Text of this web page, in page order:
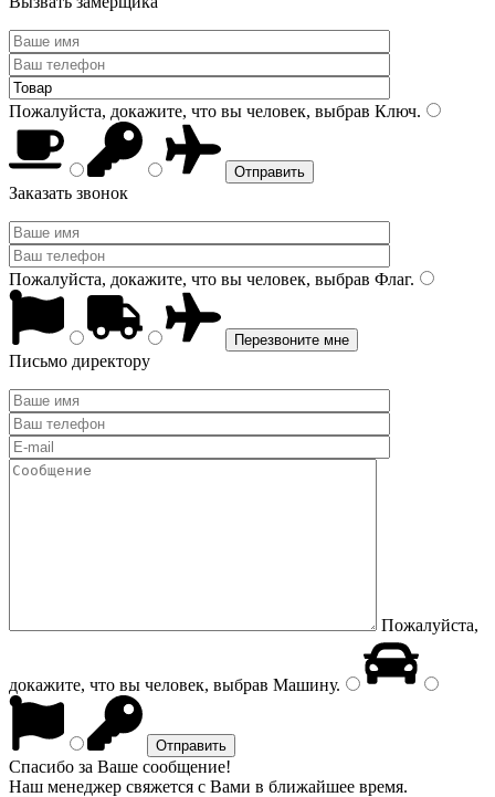
Пожалуйста, докажите, что вы человек, выбрав Ключ.
Заказать звонок
Пожалуйста, докажите, что вы человек, выбрав Флаг.
Письмо директору
Пожалуйста,
докажите, что вы человек, выбрав Машину.
Спасибо за Ваше сообщение!
Наш менеджер свяжется с Вами в ближайшее время.